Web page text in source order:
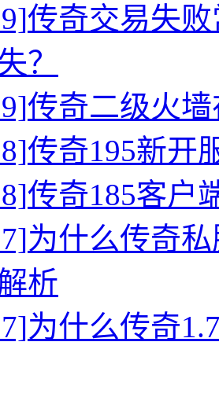
传奇交易失
？
传奇二级火
传奇195新开
传奇185客户
为什么传奇
析
为什么传奇